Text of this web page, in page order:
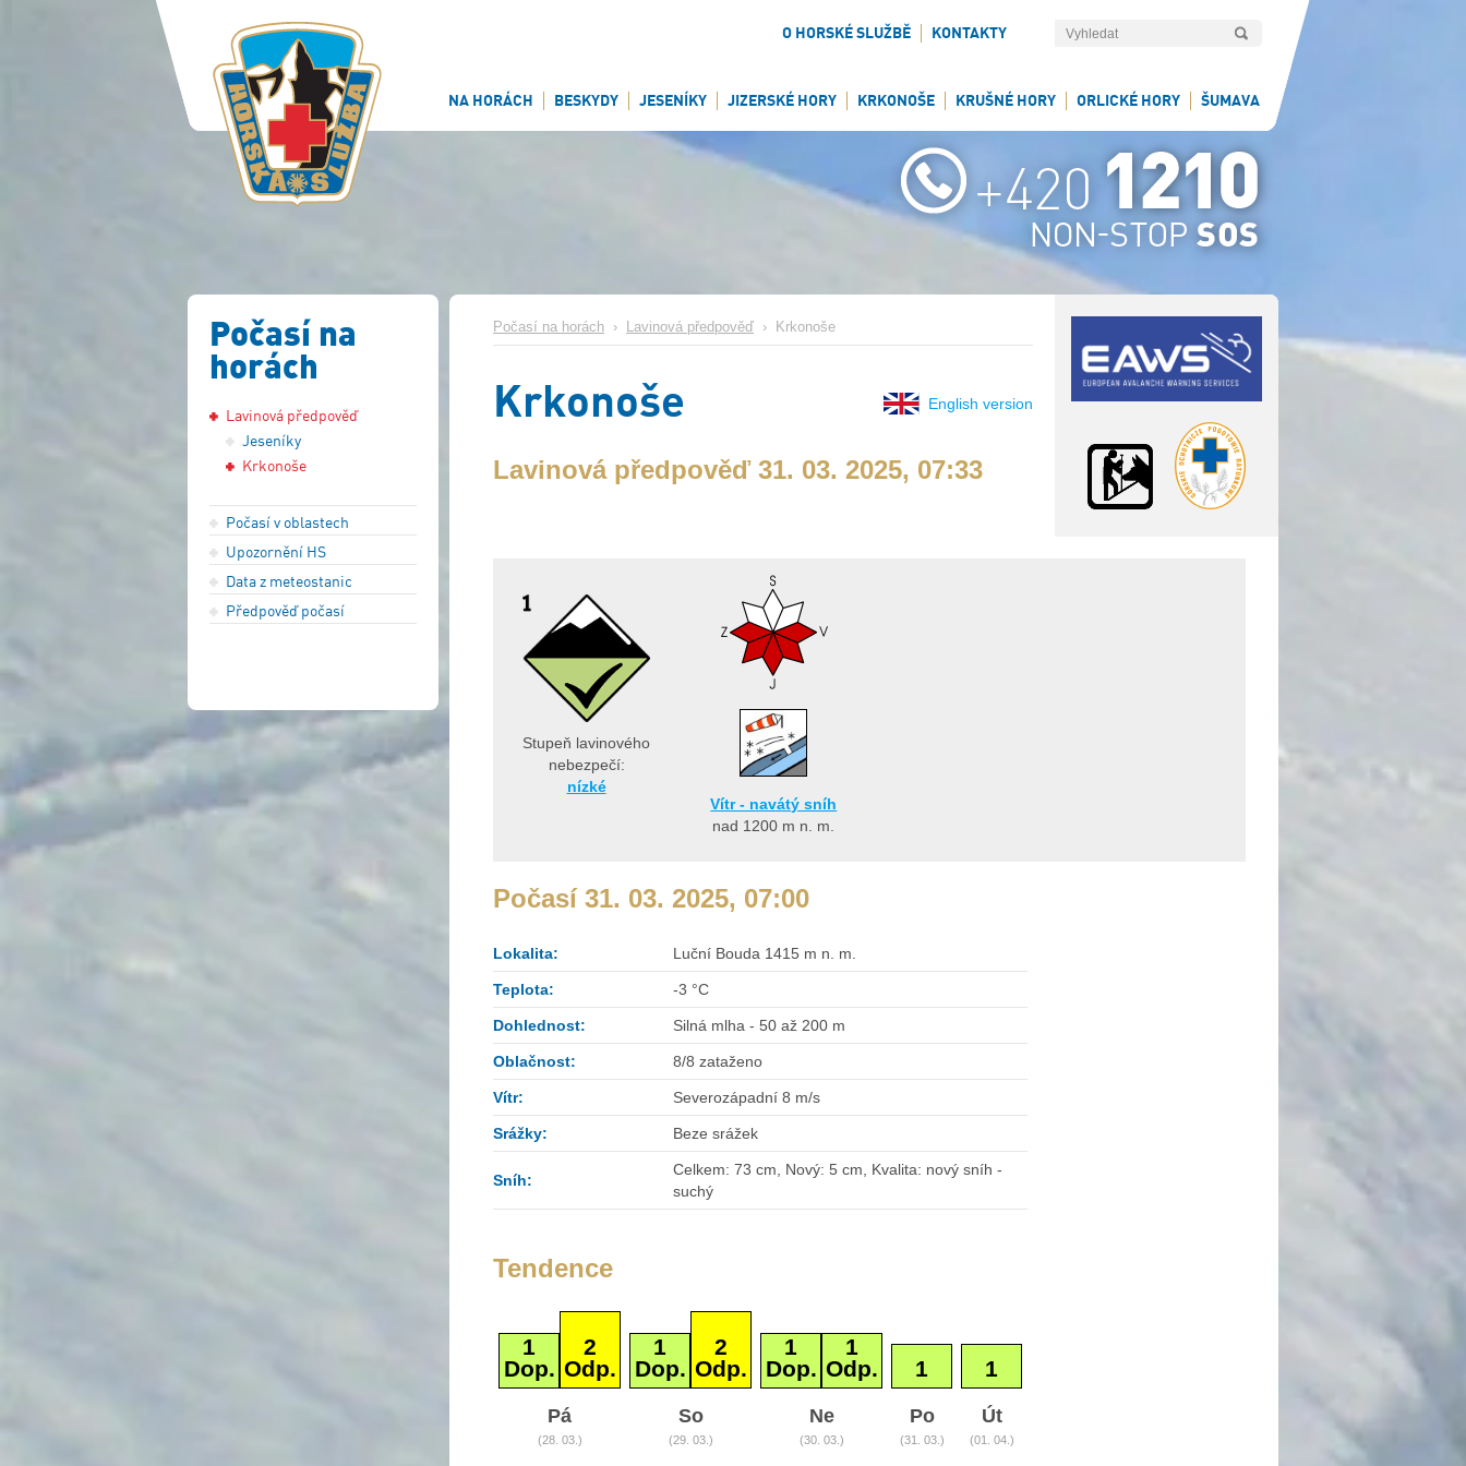
O HORSKÉ SLUŽBĚ KONTAKTY
NA HORÁCH BESKYDY JESENÍKY JIZERSKÉ HORY KRKONOŠE KRUŠNÉ HORY ORLICKÉ HORY ŠUMAVA
Počasí na
horách
Lavinová předpověď
Jeseníky
Krkonoše
Počasí v oblastech
Upozornění HS
Data z meteostanic
Předpověď počasí
Počasí na horách › Lavinová předpověď › Krkonoše
Krkonoše English version
Lavinová předpověď 31. 03. 2025, 07:33
Stupeň lavinového
nebezpečí:
nízké
Vítr - navátý sníh
nad 1200 m n. m.
Počasí 31. 03. 2025, 07:00
Lokalita: Luční Bouda 1415 m n. m.
Teplota: -3 °C
Dohlednost: Silná mlha - 50 až 200 m
Oblačnost: 8/8 zataženo
Vítr: Severozápadní 8 m/s
Srážky: Beze srážek
Sníh:
Celkem: 73 cm, Nový: 5 cm, Kvalita: nový sníh -
suchý
Tendence
1
Dop.
2
Odp.
1
Dop.
2
Odp.
1
Dop.
1
Odp.
1 1
Pá
(28. 03.)
So
(29. 03.)
Ne
(30. 03.)
Po
(31. 03.)
Út
(01. 04.)